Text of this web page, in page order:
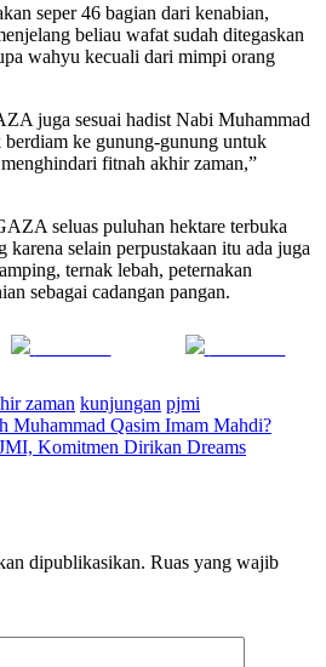
seper 46 bagian dari kenabian,
beliau wafat sudah ditegaskan
wahyu kecuali dari mimpi orang
juga sesuai hadist Nabi Muhammad
ke gunung-gunung untuk
fitnah akhir zaman,”
seluas puluhan hektare terbuka
karena selain perpustakaan itu ada juga
ternak lebah, peternakan
sebagai cadangan pangan.
zaman kunjungan pjmi
Muhammad Qasim Imam Mahdi?
Komitmen Dirikan Dreams
dipublikasikan. Ruas yang wajib